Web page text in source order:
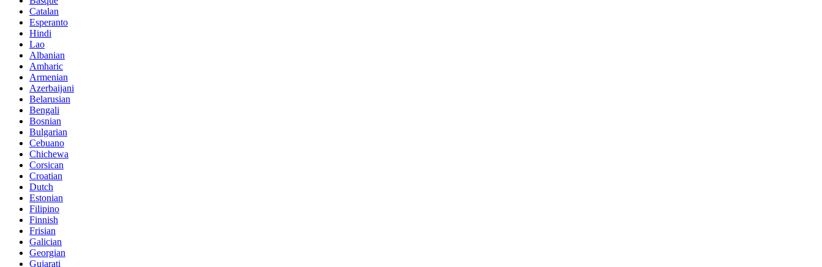
Catalan
Esperanto
Hindi
Lao
Albanian
Amharic
Armenian
Azerbaijani
Belarusian
Bengali
Bosnian
Bulgarian
Cebuano
Chichewa
Corsican
Croatian
Dutch
Estonian
Filipino
Finnish
Frisian
Galician
Georgian
Gujarati